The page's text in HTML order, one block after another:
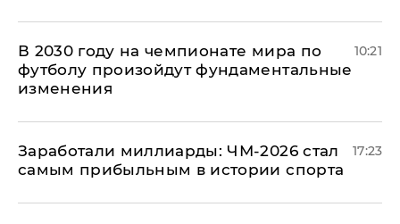
В 2030 году на чемпионате мира по
футболу произойдут фундаментальные
изменения
10:21
Заработали миллиарды: ЧМ-2026 стал
самым прибыльным в истории спорта
17:23